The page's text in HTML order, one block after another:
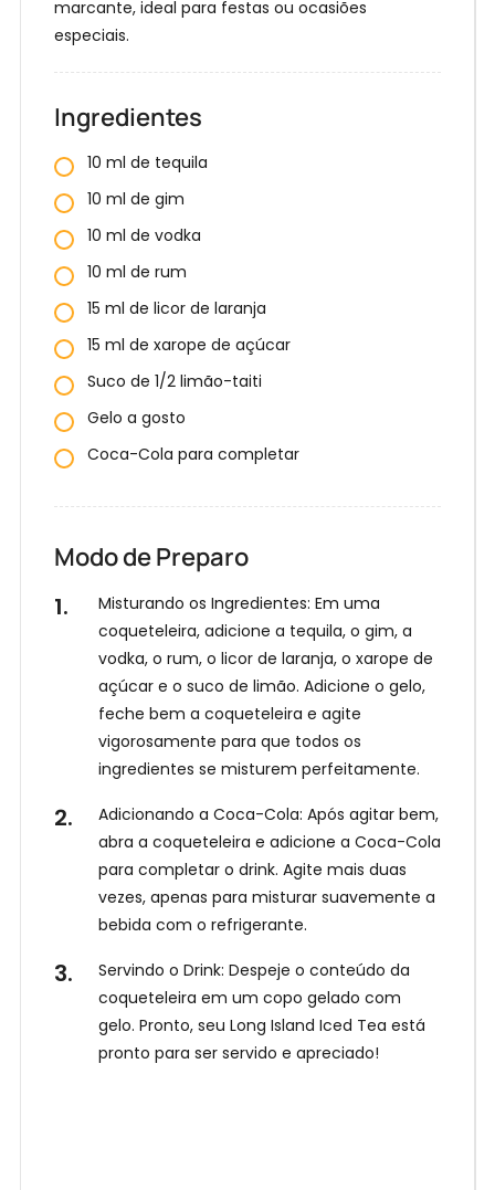
Receba
marcante, ideal para festas ou ocasiões
especiais.
Ingredientes
10 ml de tequila
10 ml de gim
10 ml de vodka
10 ml de rum
15 ml de licor de laranja
15 ml de xarope de açúcar
Suco de 1/2 limão-taiti
Gelo a gosto
Coca-Cola para completar
Modo de Preparo
Misturando os Ingredientes: Em uma
coqueteleira, adicione a tequila, o gim, a
vodka, o rum, o licor de laranja, o xarope de
açúcar e o suco de limão. Adicione o gelo,
feche bem a coqueteleira e agite
vigorosamente para que todos os
ingredientes se misturem perfeitamente.
Adicionando a Coca-Cola: Após agitar bem,
abra a coqueteleira e adicione a Coca-Cola
para completar o drink. Agite mais duas
vezes, apenas para misturar suavemente a
bebida com o refrigerante.
Servindo o Drink: Despeje o conteúdo da
coqueteleira em um copo gelado com
gelo. Pronto, seu Long Island Iced Tea está
pronto para ser servido e apreciado!